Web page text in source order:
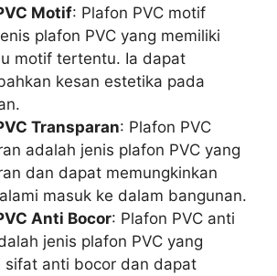
Motif: Plafon PVC motif
plafon PVC yang memiliki
motif tertentu. Ia dapat
kesan estetika pada
Transparan: Plafon PVC
adalah jenis plafon PVC yang
dan dapat memungkinkan
masuk ke dalam bangunan.
Anti Bocor: Plafon PVC anti
jenis plafon PVC yang
sifat anti bocor dan dapat